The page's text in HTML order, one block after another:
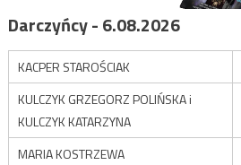
Darczyńcy - 6.08.2026
KACPER STAROŚCIAK
KULCZYK GRZEGORZ POLIŃSKA i
KULCZYK KATARZYNA
MARIA KOSTRZEWA